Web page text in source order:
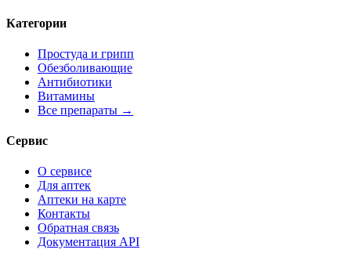
Категории
Простуда и грипп
Обезболивающие
Антибиотики
Витамины
Все препараты →
Сервис
О сервисе
Для аптек
Аптеки на карте
Контакты
Обратная связь
Документация API